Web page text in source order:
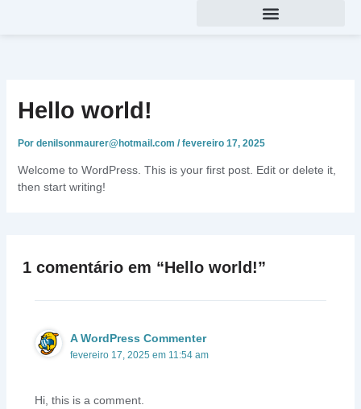
Hello world!
Por denilsonmaurer@hotmail.com /fevereiro 17, 2025
Welcome to WordPress. This is your first post. Edit or delete it,
then start writing!
1 comentário em “Hello world!”
A WordPress Commenter
fevereiro 17, 2025 em 11:54 am
Hi, this is a comment.